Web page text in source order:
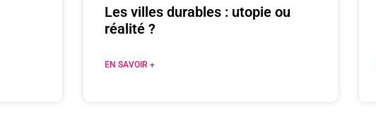
Les villes durables : utopie ou
réalité ?
EN SAVOIR +